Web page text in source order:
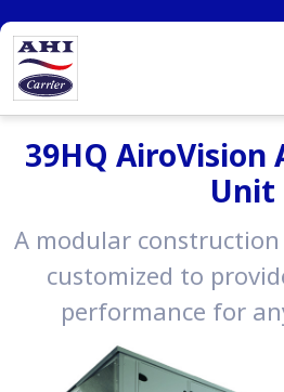
39HQ AiroVision
Unit
A modular
customized to
performance for